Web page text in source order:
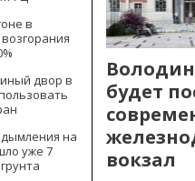
в
двор в
на
уже 7
будет
вокзал